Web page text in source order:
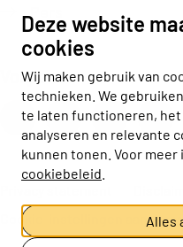
Deze website
cookies
Wij maken gebruik van
technieken. We
te laten functioneren,
analyseren en relevante
kunnen tonen. Voor
cookiebeleid
Alles
Pers
Volg ons
Actiz linkedin
Actiz instagram
Actiz Actiz
Cookie-instellingen